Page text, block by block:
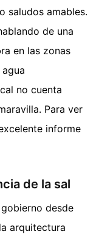
saludos amables.
de una
en las zonas
no cuenta
Para ver
informe
de la sal
desde
arquitectura